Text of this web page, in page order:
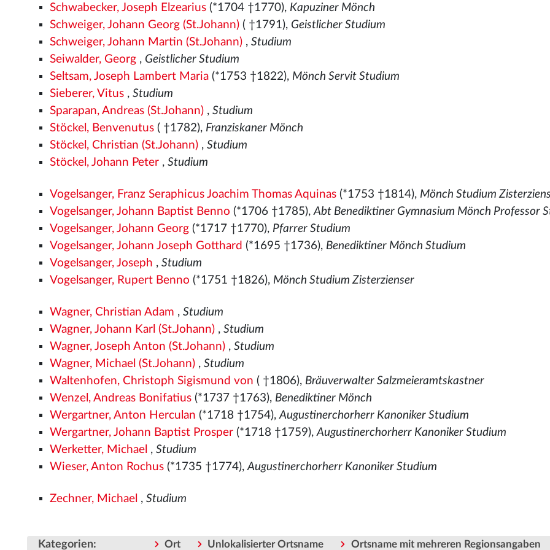
Schwabecker, Joseph Elzearius (*1704 †1770), Kapuziner Mönch
Schweiger, Johann Georg (St.Johann) ( †1791), Geistlicher Studium
Schweiger, Johann Martin (St.Johann) ,Studium
Seiwalder, Georg , Geistlicher Studium
Seltsam, Joseph Lambert Maria (*1753 †1822), Mönch Servit Studium
Sieberer, Vitus ,Studium
Sparapan, Andreas (St.Johann) ,Studium
Stöckel, Benvenutus ( †1782), Franziskaner Mönch
Stöckel, Christian (St.Johann) ,Studium
Stöckel, Johann Peter ,Studium
Vogelsanger, Franz Seraphicus Joachim Thomas Aquinas (*1753 †1814), Mönch Studium
Vogelsanger, Johann Baptist Benno (*1706 †1785),Abt Benediktiner Gymnasium Mönch Professor
Vogelsanger, Johann Georg (*1717 †1770), Pfarrer Studium
Vogelsanger, Johann Joseph Gotthard (*1695 †1736), Benediktiner Mönch Studium
Vogelsanger, Joseph ,Studium
Vogelsanger, Rupert Benno (*1751 †1826), Mönch Studium Zisterzienser
Wagner, Christian Adam ,Studium
Wagner, Johann Karl (St.Johann) ,Studium
Wagner, Joseph Anton (St.Johann) ,Studium
Wagner, Michael (St.Johann) ,Studium
Waltenhofen, Christoph Sigismund von ( †1806), Bräuverwalter Salzmeieramtskastner
Wenzel, Andreas Bonifatius (*1737 †1763), Benediktiner Mönch
Wergartner, Anton Herculan (*1718 †1754),Augustinerchorherr Kanoniker Studium
Wergartner, Johann Baptist Prosper (*1718 †1759),Augustinerchorherr Kanoniker Studium
Werketter, Michael ,Studium
Wieser, Anton Rochus (*1735 †1774),Augustinerchorherr Kanoniker Studium
Zechner, Michael ,Studium
Kategorien: Ort Unlokalisierter Ortsname Ortsname mit mehreren Regionsangaben